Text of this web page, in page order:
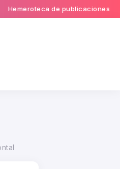
Hemeroteca de publicaciones